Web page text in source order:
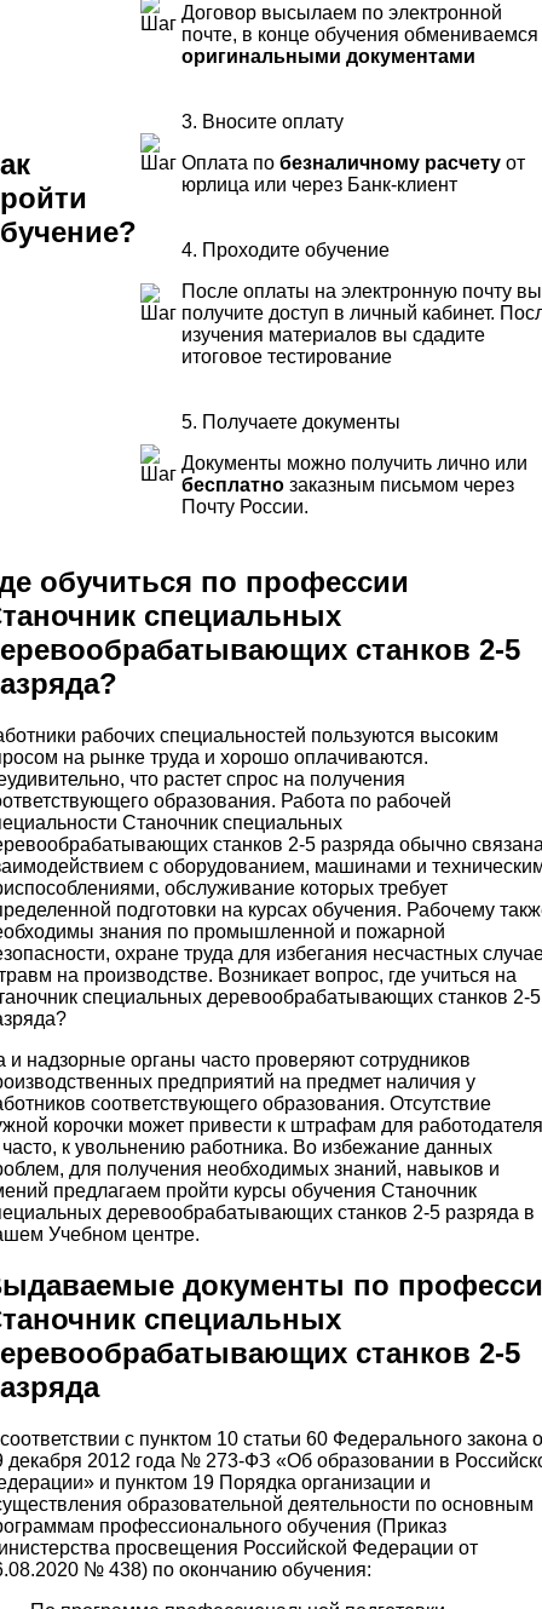
Договор высылаем по электронной
почте, в конце обучения обмениваемся
оригинальными документами
3. Вносите оплату
Оплата по безналичному расчетуот
юрлица или через Банк-клиент
4. Проходите обучение
После оплаты на электронную почту вы
получите доступ в личный кабинет.
изучения материалов вы сдадите
итоговое тестирование
5. Получаете документы
Документы можно получить лично или
бесплатнозаказным письмом через
Почту России.
обучиться по профессии
специальных
станков 2-5
рабочих специальностей пользуются высоким
на рынке труда и хорошо оплачиваются.
что растет спрос на получения
образования. Работа по рабочей
Станочник специальных
станков 2-5 разряда обычно
с оборудованием, машинами и
обслуживание которых требует
подготовки на курсах обучения. Рабочему
знания по промышленной и пожарной
охране труда для избегания несчастных
на производстве. Возникает вопрос, где учиться на
специальных деревообрабатывающих станков 2-5
и надзорные органы часто проверяют сотрудников
предприятий на предмет наличия у
соответствующего образования. Отсутствие
корочки может привести к штрафам для работодателя
к увольнению работника. Во избежание данных
для получения необходимых знаний, навыков и
предлагаем пройти курсы обучения Станочник
деревообрабатывающих станков 2-5 разряда в
Учебном центре.
документы по
специальных
станков 2-5
с пунктом 10 статьи 60 Федерального закона
декабря 2012 года № 273-ФЗ «Об образовании в
и пунктом 19 Порядка организации и
образовательной деятельности по основным
профессионального обучения (Приказ
просвещения Российской Федерации от
№ 438) по окончанию обучения: